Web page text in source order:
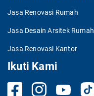
Jasa Renovasi Rumah
Jasa Desain Arsitek Rumah
Jasa Renovasi Kantor
Ikuti Kami